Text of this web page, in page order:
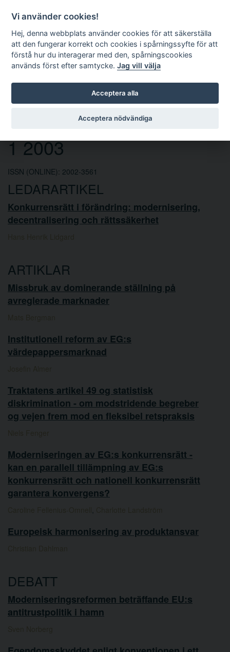
Sök
Europarättslig tidskrift nr
1 2003
ISSN (ONLINE): 2002-3561
LEDARARTIKEL
Konkurrensrätt i förändring: modernisering,
decentralisering och rättssäkerhet
ARTIKLAR
Missbruk av dominerande ställning på
avreglerade marknader
Institutionell reform av EG:s
värdepappersmarknad
Traktatens artikel 49 og statistisk
diskrimination - om modstridende begreber
og vejen frem mod en fleksibel retspraksis
Moderniseringen av EG:s konkurrensrätt -
kan en parallell tillämpning av EG:s
konkurrensrätt och nationell konkurrensrätt
garantera konvergens?
Europeisk harmonisering av produktansvar
DEBATT
Moderniseringsreformen beträffande EU:s
antitrustpolitik i hamn
Vi använder cookies!
Hej, denna webbplats använder cookies för att säkerställa
att den fungerar korrekt och cookies i spårningssyfte för att
förstå hur du interagerar med den, spårningscookies
används först efter samtycke.Jag vill välja
Acceptera alla
Acceptera nödvändiga